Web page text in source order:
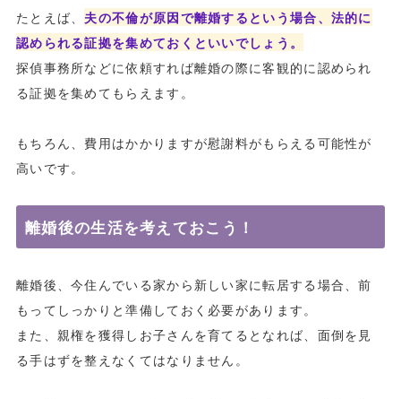
たとえば、 夫の不倫が原因で離婚するという場合、法的に
認められる証拠を集めておくといいでしょう。
探偵事務所などに依頼すれば離婚の際に客観的に認められ
る証拠を集めてもらえます。
もちろん、費用はかかりますが慰謝料がもらえる可能性が
高いです。
離婚後の生活を考えておこう！
離婚後、今住んでいる家から新しい家に転居する場合、前
もってしっかりと準備しておく必要があります。
また、親権を獲得しお子さんを育てるとなれば、面倒を見
る手はずを整えなくてはなりません。